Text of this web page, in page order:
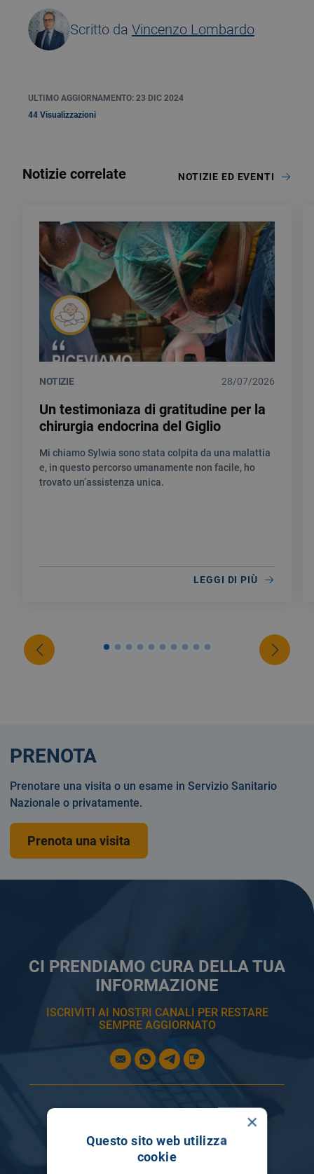
Scritto da Vincenzo Lombardo
ULTIMO AGGIORNAMENTO: 23 DIC 2024
44 Visualizzazioni
Notizie correlate NOTIZIE ED EVENTI
NOTIZIE 28/07/2026
Un testimoniaza di gratitudine per la
chirurgia endocrina del Giglio
Mi chiamo Sylwia sono stata colpita da una malattia
e, in questo percorso umanamente non facile, ho
trovato un’assistenza unica.
LEGGI DI PIÙ
CI PRENDIAMO CURA DELLA TUA
INFORMAZIONE
ISCRIVITI AI NOSTRI CANALI PER RESTARE
SEMPRE AGGIORNATO
PRENOTA
Prenotare una visita o un esame in Servizio Sanitario
Nazionale o privatamente.
Prenota una visita
×
Questo sito web utilizza
cookie